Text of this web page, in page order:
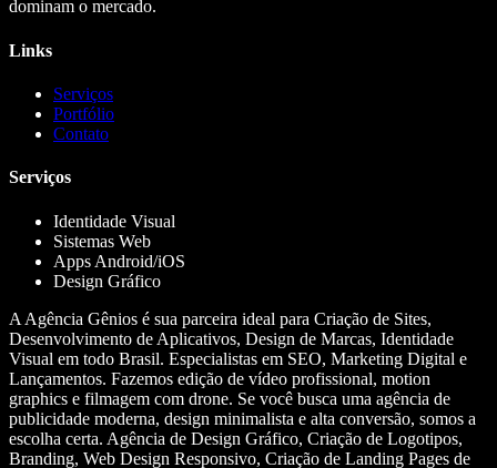
dominam o mercado.
Links
Serviços
Portfólio
Contato
Serviços
Identidade Visual
Sistemas Web
Apps Android/iOS
Design Gráfico
A Agência Gênios é sua parceira ideal para Criação de Sites,
Desenvolvimento de Aplicativos, Design de Marcas, Identidade
Visual em todo Brasil. Especialistas em SEO, Marketing Digital e
Lançamentos. Fazemos edição de vídeo profissional, motion
graphics e filmagem com drone. Se você busca uma agência de
publicidade moderna, design minimalista e alta conversão, somos a
escolha certa. Agência de Design Gráfico, Criação de Logotipos,
Branding, Web Design Responsivo, Criação de Landing Pages de